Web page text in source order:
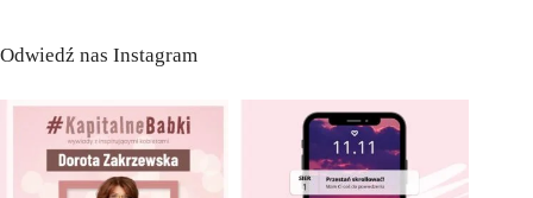
Odwiedź nas Instagram